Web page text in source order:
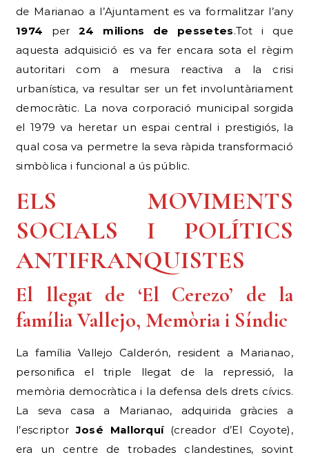
de Marianao a l’Ajuntament es va formalitzar l’any
1974 per24 milions de pessetes.Tot i que
aquesta adquisició es va fer encara sota el règim
autoritari com a mesura reactiva a la crisi
urbanística, va resultar ser un fet involuntàriament
democràtic. La nova corporació municipal sorgida
el 1979 va heretar un espai central i prestigiós, la
qual cosa va permetre la seva ràpida transformació
simbòlica i funcional a ús públic.
ELS MOVIMENTS
SOCIALS I POLÍTICS
ANTIFRANQUISTES
El llegat de ‘El Cerezo’ de la
família Vallejo, Memòria i Síndic
La família Vallejo Calderón, resident a Marianao,
personifica el triple llegat de la repressió, la
memòria democràtica i la defensa dels drets cívics.
La seva casa a Marianao, adquirida gràcies a
l’escriptorJosé Mallorquí(creador d’El Coyote),
era un centre de trobades clandestines, sovint